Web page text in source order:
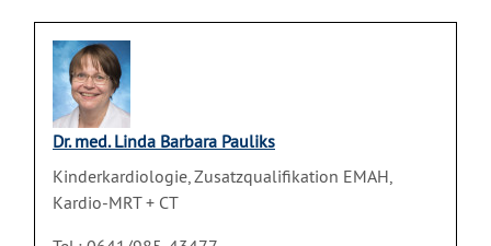
Dr. med. Linda Barbara Pauliks
Kinderkardiologie, Zusatzqualifikation EMAH,
Kardio-MRT + CT